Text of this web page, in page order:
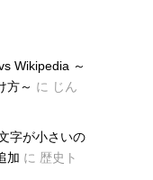
Wikipedia ～
方～ に じん
字が小さいの
加 に 歴史ト